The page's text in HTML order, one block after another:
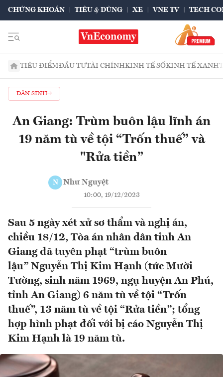
CHỨNG KHOÁN TIÊU & DÙNG XE VNE TV TECH
TIÊU ĐIỂMĐẦU TƯTÀI CHÍNHKINH TẾ SỐKINH TẾ XANH
DÂN SINH
An Giang: Trùm buôn lậu lĩnh án
19 năm tù về tội “Trốn thuế” và
"Rửa tiền”
N Như Nguyệt
10:00, 19/12/2023
Sau 5 ngày xét xử sơ thẩm và nghị án,
chiều 18/12, Tòa án nhân dân tỉnh An
Giang đã tuyên phạt “trùm buôn
lậu” Nguyễn Thị Kim Hạnh (tức Mười
Tường, sinh năm 1969, ngụ huyện An Phú,
tỉnh An Giang) 6 năm tù về tội “Trốn
thuế”, 13 năm tù về tội “Rửa tiền”; tổng
hợp hình phạt đối với bị cáo Nguyễn Thị
Kim Hạnh là 19 năm tù.